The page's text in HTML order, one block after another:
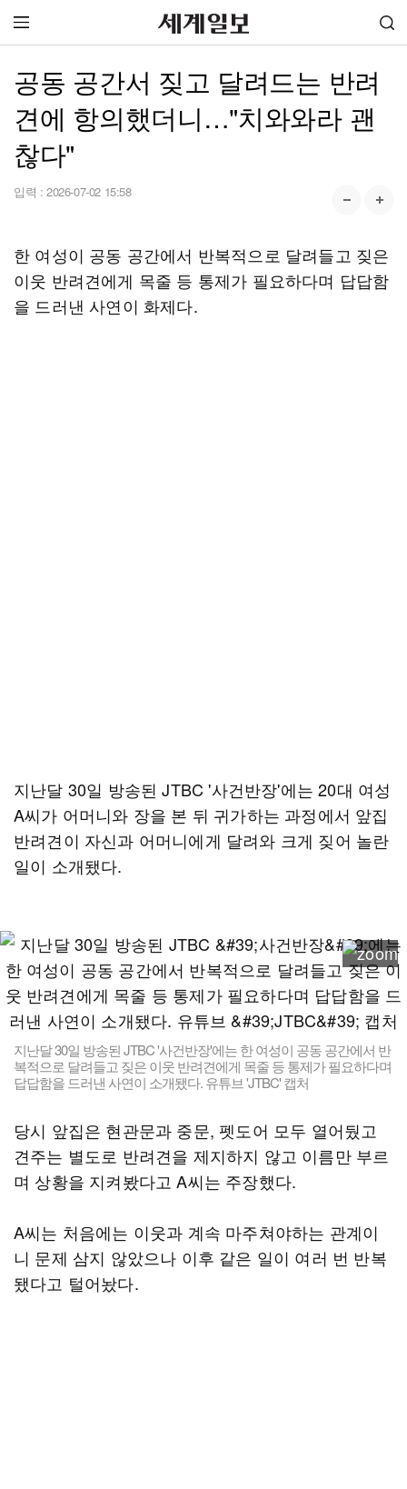
공동 공간서 짖고 달려드는 반려
견에 항의했더니…"치와와라 괜
찮다"
입력 : 2026-07-02 15:58
한 여성이 공동 공간에서 반복적으로 달려들고 짖은
이웃 반려견에게 목줄 등 통제가 필요하다며 답답함
을 드러낸 사연이 화제다.
지난달 30일 방송된 JTBC '사건반장'에는 20대 여성
A씨가 어머니와 장을 본 뒤 귀가하는 과정에서 앞집
반려견이 자신과 어머니에게 달려와 크게 짖어 놀란
일이 소개됐다.
지난달 30일 방송된 JTBC '사건반장'에는 한 여성이 공동 공간에서 반
복적으로 달려들고 짖은 이웃 반려견에게 목줄 등 통제가 필요하다며
답답함을 드러낸 사연이 소개됐다. 유튜브 'JTBC' 캡처
당시 앞집은 현관문과 중문, 펫도어 모두 열어뒀고
견주는 별도로 반려견을 제지하지 않고 이름만 부르
며 상황을 지켜봤다고 A씨는 주장했다.
A씨는 처음에는 이웃과 계속 마주쳐야하는 관계이
니 문제 삼지 않았으나 이후 같은 일이 여러 번 반복
됐다고 털어놨다.